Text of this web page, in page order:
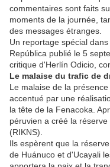
commentaires sont faits
moments de la journée,
des messages étranges.
Un reportage spécial
República publié le 5
critique d'Herlín Odicio,
Le malaise du trafic de
Le malaise de la
accentué par une
la tête de la Fenacoka.
péruvien a créé la
(RIKNS).
Ils espèrent que la
de Huánuco et d'Ucayali